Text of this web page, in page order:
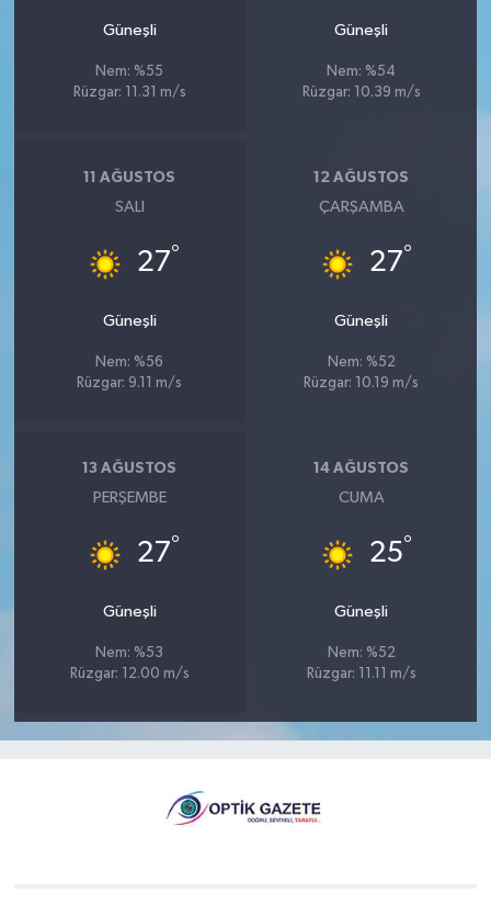
Güneşli
Nem: %55
Rüzgar: 11.31 m/s
Güneşli
Nem: %54
Rüzgar: 10.39 m/s
11 AĞUSTOS
SALI
27°
Güneşli
Nem: %56
Rüzgar: 9.11 m/s
12 AĞUSTOS
ÇARŞAMBA
27°
Güneşli
Nem: %52
Rüzgar: 10.19 m/s
13 AĞUSTOS
PERŞEMBE
27°
Güneşli
Nem: %53
Rüzgar: 12.00 m/s
14 AĞUSTOS
CUMA
25°
Güneşli
Nem: %52
Rüzgar: 11.11 m/s